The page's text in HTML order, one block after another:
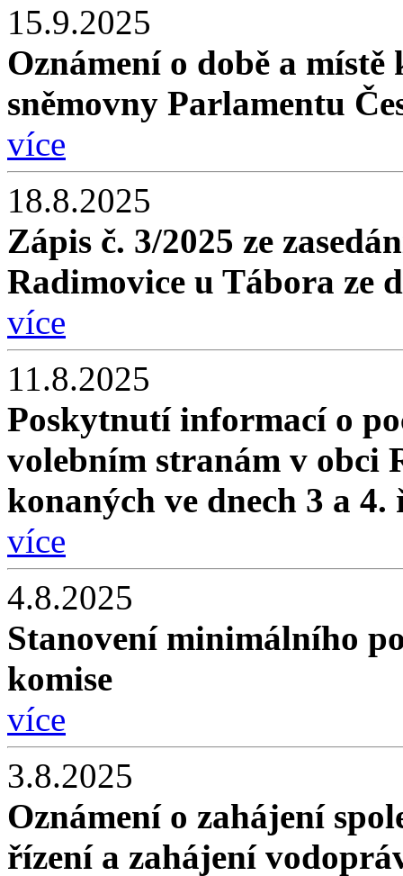
15.9.2025
Oznámení o době a
sněmovny Parlamentu
více
18.8.2025
Zápis č. 3/2025 ze
Radimovice u Tábora ze
více
11.8.2025
Poskytnutí informací o
volebním stranám v obci
konaných ve dnech 3 a
více
4.8.2025
Stanovení minimálního
komise
více
3.8.2025
Oznámení o zahájení
řízení a zahájení